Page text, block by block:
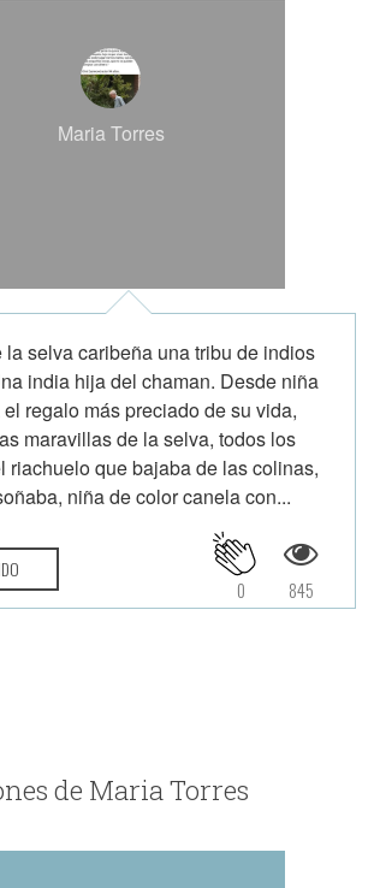
Maria Torres
la selva caribeña una tribu de indios
india hija del chaman. Desde niña
regalo más preciado de su vida,
maravillas de la selva, todos los
riachuelo que bajaba de las colinas,
niña de color canela con...
845
0
de Maria Torres